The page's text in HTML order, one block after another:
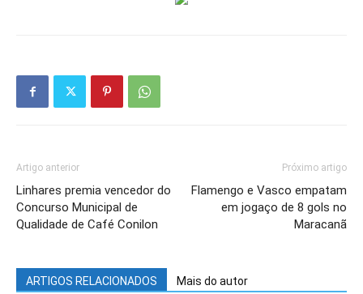
Artigo anterior
Linhares premia vencedor do
Concurso Municipal de
Qualidade de Café Conilon
Próximo artigo
Flamengo e Vasco empatam
em jogaço de 8 gols no
Maracanã
ARTIGOS RELACIONADOS Mais do autor